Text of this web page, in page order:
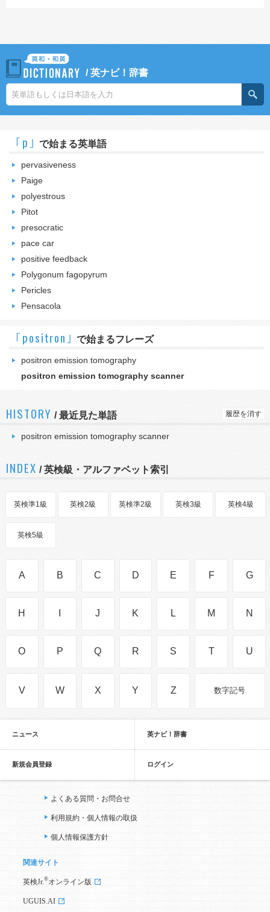
/英ナビ！辞書
｢p｣ で始まる英単語
pervasiveness
Paige
polyestrous
Pitot
presocratic
pace car
positive feedback
Polygonum fagopyrum
Pericles
Pensacola
｢positron｣ で始まるフレーズ
positron emission tomography
positron emission tomography scanner
HISTORY /最近見た単語 履歴を消す
positron emission tomography scanner
INDEX / 英検級・アルファベット索引
英検準1級 英検2級 英検準2級 英検3級 英検4級
英検5級
A B C D E F G
H J K L M N
O P Q R S T U
V W X Y Z 数字記号
ニュース 英ナビ！辞書
新規会員登録 ログイン
よくある質問・お問合せ
利用規約・個人情報の取扱
個人情報保護方針
関連サイト
英検Jr. ®オンライン版
UGUIS.AI